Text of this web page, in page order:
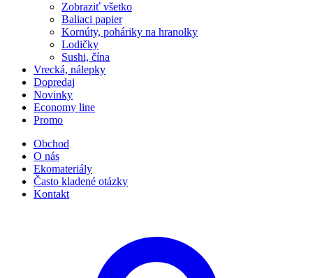
Zobraziť všetko
Baliaci papier
Kornúty, poháriky na hranolky
Lodičky
Sushi, čína
Vrecká, nálepky
Dopredaj
Novinky
Economy line
Promo
Obchod
O nás
Ekomateriály
Často kladené otázky
Kontakt